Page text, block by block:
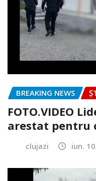
BREAKING NEWS
FOTO.VIDEO
arestat pentru
clujazi iun.